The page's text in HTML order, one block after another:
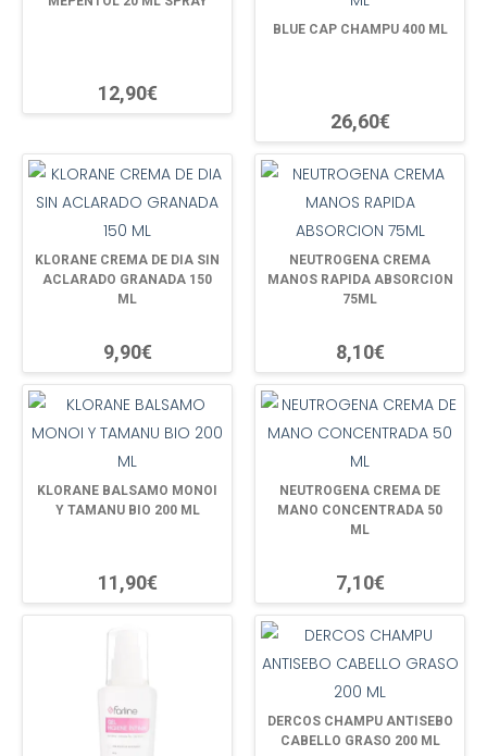
12,90€
BLUE CAP CHAMPU 400 ML
26,60€
KLORANE CREMA DE DIA SIN
ACLARADO GRANADA 150
ML
9,90€
NEUTROGENA CREMA
MANOS RAPIDA ABSORCION
75ML
8,10€
KLORANE BALSAMO MONOI
Y TAMANU BIO 200 ML
11,90€
NEUTROGENA CREMA DE
MANO CONCENTRADA 50
ML
7,10€
DERCOS CHAMPU ANTISEBO
CABELLO GRASO 200 ML